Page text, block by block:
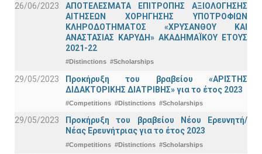
26/06/2023
ΑΠΟΤΕΛΕΣΜΑΤΑ ΕΠΙΤΡΟΠΗΣ ΑΞΙΟΛΟΓΗΣΗΣ
ΑΙΤΗΣΕΩΝ ΧΟΡΗΓΗΣΗΣ ΥΠΟΤΡΟΦΙΩΝ
ΚΛΗΡΟΔΟΤΗΜΑΤΟΣ «ΧΡΥΣΑΝΘΟΥ ΚΑΙ
ΑΝΑΣΤΑΣΙΑΣ ΚΑΡΥΔΗ» ΑΚΑΔΗΜΑΪΚΟΥ ΕΤΟΥΣ
2021-22
#Distinctions #Scholarships
29/05/2023
Προκήρυξη του βραβείου «ΑΡΙΣΤΗΣ
ΔΙΔΑΚΤΟΡΙΚΗΣ ΔΙΑΤΡΙΒΗΣ» για το έτος 2023
#Competitions #Distinctions #Scholarships
29/05/2023
Προκήρυξη του βραβείου Νέου Ερευνητή/
Νέας Ερευνήτριας για το έτος 2023
#Competitions #Distinctions #Scholarships